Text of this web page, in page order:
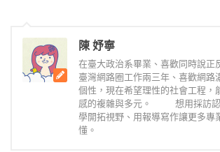
陳 妤寧
在臺大政治系畢業、喜歡同時說正
臺灣網路圈工作兩三年、喜歡網路
個性，現在希望理性的社會工程，
感的複雜與多元。 想用採訪認
學開拓視野、用報導寫作讓更多專
懂。